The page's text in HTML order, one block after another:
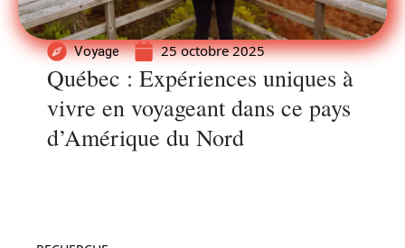
Voyage 25 octobre 2025
Québec : Expériences uniques à
vivre en voyageant dans ce pays
d’Amérique du Nord